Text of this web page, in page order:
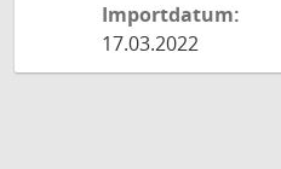
Importdatum:
17.03.2022